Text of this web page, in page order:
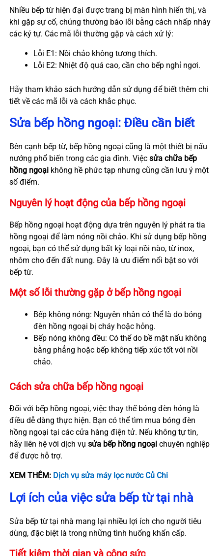
Nhiều bếp từ hiện đại được trang bị màn hình hiển thị, và
khi gặp sự cố, chúng thường báo lỗi bằng cách nhấp nháy
các ký tự. Các mã lỗi thường gặp và cách xử lý:
Lỗi E1: Nồi chảo không tương thích.
Lỗi E2: Nhiệt độ quá cao, cần cho bếp nghỉ ngơi.
Hãy tham khảo sách hướng dẫn sử dụng để biết thêm chi
tiết về các mã lỗi và cách khắc phục.
Sửa bếp hồng ngoại: Điều cần biết
Bên cạnh bếp từ, bếp hồng ngoại cũng là một thiết bị nấu
nướng phổ biến trong các gia đình. Việc sửa chữa bếp
hồng ngoạikhông hề phức tạp nhưng cũng cần lưu ý một
số điểm.
Nguyên lý hoạt động của bếp hồng ngoại
Bếp hồng ngoại hoạt động dựa trên nguyên lý phát ra tia
hồng ngoại để làm nóng nồi chảo. Khi sử dụng bếp hồng
ngoại, bạn có thể sử dụng bất kỳ loại nồi nào, từ inox,
nhôm cho đến đất nung. Đây là ưu điểm nổi bật so với
bếp từ.
Một số lỗi thường gặp ở bếp hồng ngoại
Bếp không nóng: Nguyên nhân có thể là do bóng
đèn hồng ngoại bị cháy hoặc hỏng.
Bếp nóng không đều: Có thể do bề mặt nấu không
bằng phẳng hoặc bếp không tiếp xúc tốt với nồi
chảo.
Cách sửa chữa bếp hồng ngoại
Đối với bếp hồng ngoại, việc thay thế bóng đèn hỏng là
điều dễ dàng thực hiện. Bạn có thể tìm mua bóng đèn
hồng ngoại tại các cửa hàng điện tử. Nếu không tự tin,
hãy liên hệ với dịch vụ sửa bếp hồng ngoạichuyên nghiệp
để được hỗ trợ.
XEM THÊM: Dịch vụ sửa máy lọc nước Củ Chi
Lợi ích của việc sửa bếp từ tại nhà
Sửa bếp từ tại nhà mang lại nhiều lợi ích cho người tiêu
dùng, đặc biệt là trong những tình huống khẩn cấp.
Tiết kiệm thời gian và công sức